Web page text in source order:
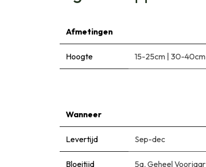
Afmetingen
Hoogte 15-25cm | 30-40cm
Wanneer
Levertijd Sep-dec
Bloeitijd 5a. Geheel Voorjaar